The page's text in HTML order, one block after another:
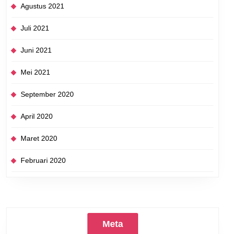
Agustus 2021
Juli 2021
Juni 2021
Mei 2021
September 2020
April 2020
Maret 2020
Februari 2020
Meta